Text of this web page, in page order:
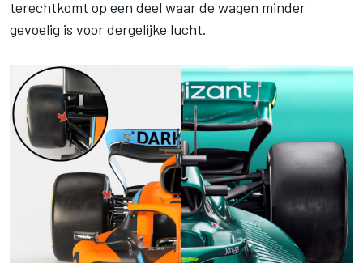
terechtkomt op een deel waar de wagen minder
gevoelig is voor dergelijke lucht.